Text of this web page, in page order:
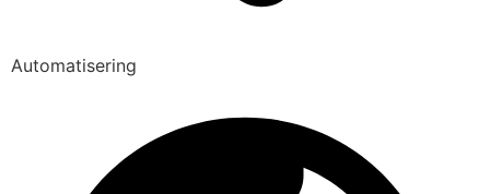
Automatisering